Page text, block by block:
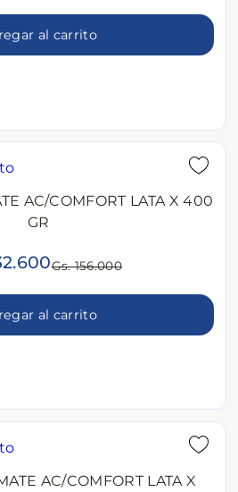
al carrito
AC/COMFORT LATA X 400
GR
Gs. 156.000
al carrito
AC/COMFORT LATA X